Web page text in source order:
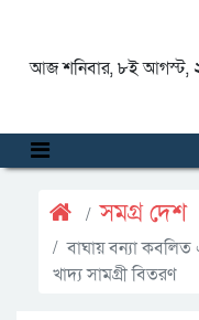
আজ শনিবার, ৮ই আগস্ট,
সমগ্র দেশ
বাঘায় বন্যা
খাদ্য সামগ্রী বিতরণ